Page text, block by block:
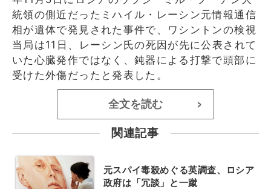
統領の側近だったミハイル・レーシン元情報通信
相が遺体で発見された事件で、ワシントンの検視
当局は11日、レーシン氏の死因が先に公表されて
いた心臓発作ではなく、鈍器による打撃で頭部に
受けた外傷だったと発表した。
全文を読む >
関連記事
元スパイ毒殺めぐる英調査、ロシア
政府は「冗談」と一蹴